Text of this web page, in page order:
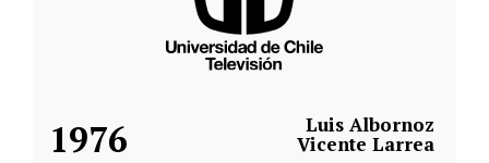
1976 Luis Albornoz
Vicente Larrea